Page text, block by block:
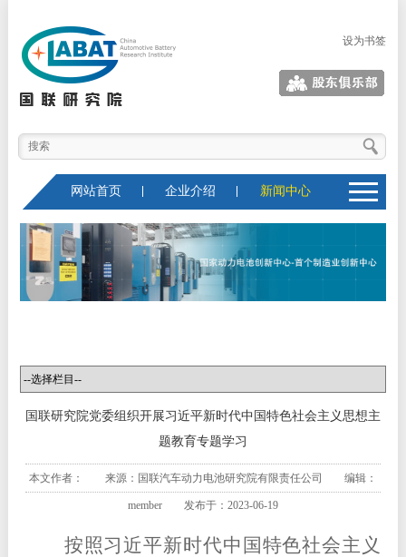
设为书签
股东俱乐部
网站首页 企业介绍 新闻中心
国联研究院党委组织开展习近平新时代中国特色社会主义思想主
题教育专题学习
本文作者： 来源：国联汽车动力电池研究院有限责任公司 编辑：
member 发布于：2023-06-19
按照习近平新时代中国特色社会主义